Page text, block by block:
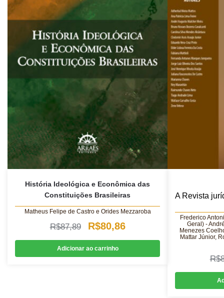
História Ideológica e Econômica das
Constituições Brasileiras
Matheus Felipe de Castro e Orides Mezzaroba
R$87,89
O
preço
original
R$80,86O
preço
atual
Adicionar ao carrinho
A Revista
Frederico
Geral) -
Menezes
Mattar Júnior,
R$